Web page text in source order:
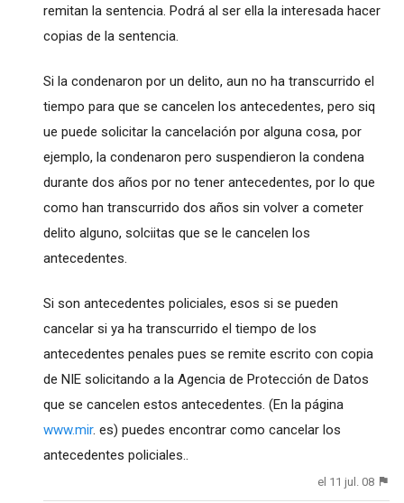
remitan la sentencia. Podrá al ser ella la interesada hacer
copias de la sentencia.
Si la condenaron por un delito, aun no ha transcurrido el
tiempo para que se cancelen los antecedentes, pero siq
ue puede solicitar la cancelación por alguna cosa, por
ejemplo, la condenaron pero suspendieron la condena
durante dos años por no tener antecedentes, por lo que
como han transcurrido dos años sin volver a cometer
delito alguno, solciitas que se le cancelen los
antecedentes.
Si son antecedentes policiales, esos si se pueden
cancelar si ya ha transcurrido el tiempo de los
antecedentes penales pues se remite escrito con copia
de NIE solicitando a la Agencia de Protección de Datos
que se cancelen estos antecedentes. (En la página
www.mir. es) puedes encontrar como cancelar los
antecedentes policiales..
el 11 jul. 08